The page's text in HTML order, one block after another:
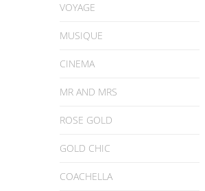
VOYAGE
MUSIQUE
CINEMA
MR AND MRS
ROSE GOLD
GOLD CHIC
COACHELLA